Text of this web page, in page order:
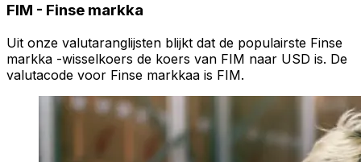
FIM - Finse markka
Uit onze valutaranglijsten blijkt dat de populairste Finse
markka -wisselkoers de koers van FIM naar USD is. De
valutacode voor Finse markkaa is FIM.